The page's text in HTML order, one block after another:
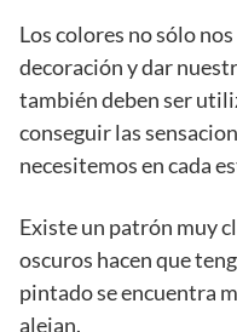
Los colores no sólo
decoración y dar
también deben ser
conseguir las
necesitemos en cada
Existe un patrón muy
oscuros hacen que
pintado se encuentra
alejan.